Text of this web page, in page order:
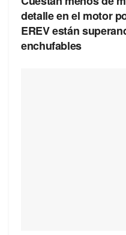
detalle en el motor
EREV están
enchufables